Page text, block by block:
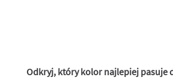
Odkryj, który kolor najlepiej pasuje